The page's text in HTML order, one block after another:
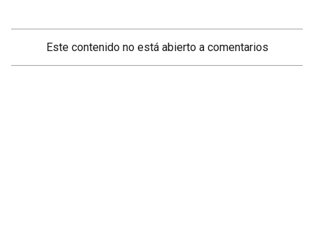
Este contenido no está abierto a comentarios